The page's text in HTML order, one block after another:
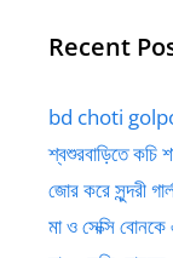
Recent
bd choti golpo
শ্বশুরবাড়িতে কচি
জোর করে সুন্দরী
মা ও সেক্সি